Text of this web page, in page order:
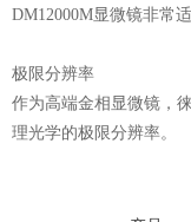
DM12000M显微镜非常
极限分辨率
作为高端金相显微镜，
理光学的极限分辨率。